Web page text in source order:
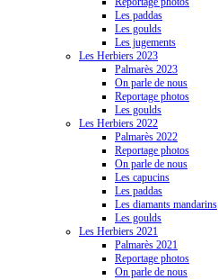
Les paddas
Les goulds
Les jugements
Les Herbiers 2023
Palmarès 2023
On parle de nous
Reportage photos
Les goulds
Les Herbiers 2022
Palmarès 2022
Reportage photos
On parle de nous
Les capucins
Les paddas
Les diamants mandarins
Les goulds
Les Herbiers 2021
Palmarès 2021
Reportage photos
On parle de nous